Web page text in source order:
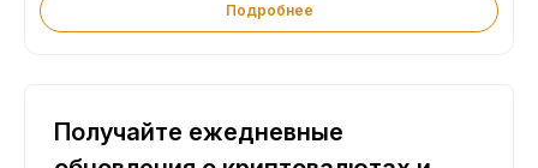
Подробнее
Получайте ежедневные